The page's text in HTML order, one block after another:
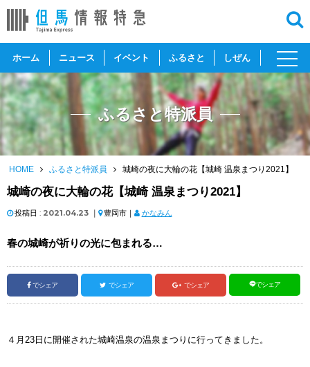
ホーム ニュース イベント ふるさと しぜん
toggle
ふるさと特派員
HOME ふるさと特派員 城崎の夜に大輪の花【城崎 温泉まつり2021】
城崎の夜に大輪の花【城崎 温泉まつり2021】
投稿日 : 2021.04.23 ｜ 豊岡市｜ かなみん
春の城崎が祈りの光に包まれる…
でシェア でシェア でシェア でシェア
４月23日に開催された城崎温泉の温泉まつりに行ってきました。